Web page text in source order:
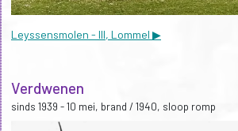
Leyssensmolen - III, Lommel ▶
Verdwenen
sinds 1939 - 10 mei, brand / 1940, sloop romp